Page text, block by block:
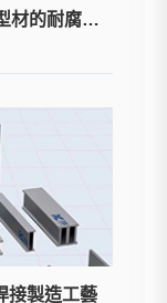
UNS S32570和1.4410不鏽鋼結構型材的耐腐蝕特性如何比較？
接製造工藝